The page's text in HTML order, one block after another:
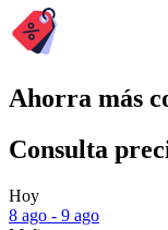
Ahorra más
Consulta
Hoy
8 ago - 9 ago